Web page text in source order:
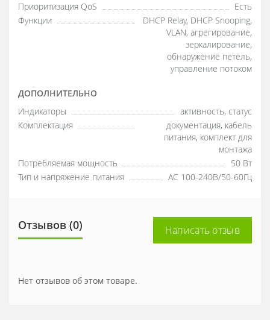
Приоритизация QoS
Есть
Функции
DHCP Relay, DHCP Snooping,
VLAN, агрегирование,
зеркалирование,
обнаружение петель,
управление потоком
ДОПОЛНИТЕЛЬНО
Индикаторы
активность, статус
Комплектация
документация, кабель
питания, комплект для
монтажа
Потребляемая мощность
50 Вт
Тип и напряжение питания
AC 100-240В/50-60Гц
Отзывов (0) Написать отзыв
Нет отзывов об этом товаре.